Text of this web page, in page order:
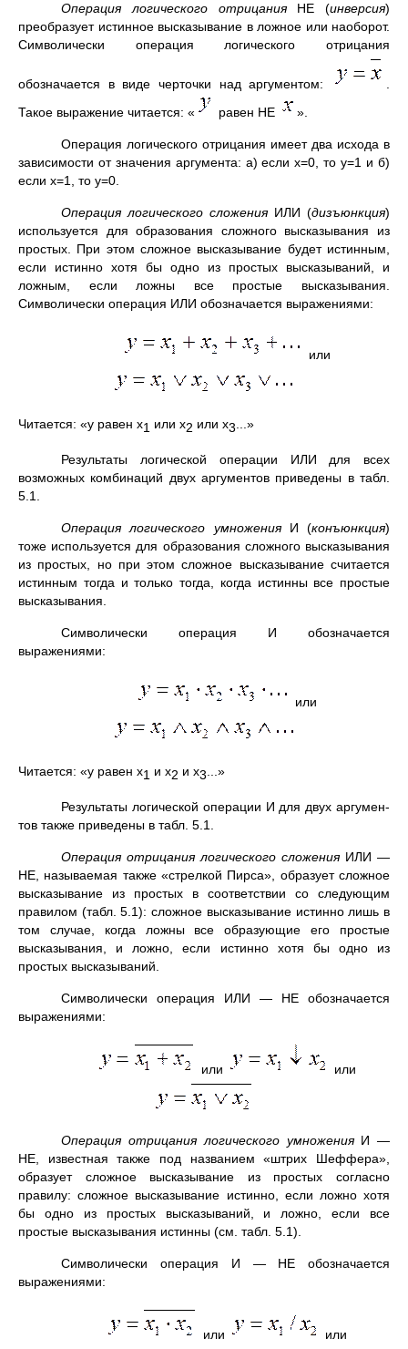
Операция логического отрицанияНЕ (инверсия)
преобразует истинное высказывание в ложное или наоборот.
Символически операция логического отрицания
обозначается в виде черточки над аргументом:
Такое выражение читается: «
равен НЕ ».
Операция логического отрицания имеет два исхода в
зависимости от значения аргумента: а) если х=0, то у=1 и б)
если х=1, то у=0.
Операция логического сложенияИЛИ (дизъюнкция)
используется для образования сложного высказывания из
простых. При этом сложное высказывание будет истинным,
если истинно хотя бы одно из простых высказываний, и
ложным, если ложны все простые высказывания.
Символически операция ИЛИ обозначается выражениями:
или
Читается: «у равен х1 или х2 или х3 ...»
Результаты логической операции ИЛИ для всех
возможных комбинаций двух аргументов приведены в табл.
5.1.
Операция логического умноженияИ (конъюнкция)
тоже используется для образования сложного высказывания
из простых, но при этом сложное высказывание считается
истинным тогда и только тогда, когда истинны все простые
высказывания.
Символически операция И обозначается
выражениями:
или
Читается: «у равен х1 и х2 и х3 ...»
Результаты логической операции И для двух аргумен­
тов также приведены в табл. 5.1.
Операция отрицания логического сложенияИЛИ —
НЕ, называемая также «стрелкой Пирса», образует сложное
высказывание из простых в соответствии со следующим
правилом (табл. 5.1): сложное высказывание истинно лишь в
том случае, когда ложны все образующие его простые
высказывания, и ложно, если истинно хотя бы одно из
простых высказываний.
Символически операция ИЛИ — НЕ обозначается
выражениями:
или или
Операция отрицания логического умноженияИ —
НЕ, известная также под названием «штрих Шеффера»,
образует сложное высказывание из простых согласно
правилу: сложное высказывание истинно, если ложно хотя
бы одно из простых высказываний, и ложно, если все
простые высказывания истинны (см. табл. 5.1).
Символически операция И — НЕ обозначается
выражениями:
или или